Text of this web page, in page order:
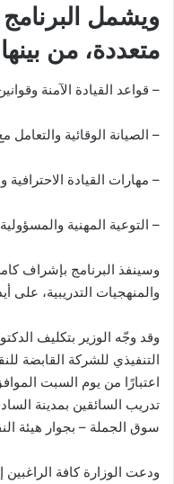
ويشمل البرنامج
متعددة، من
– قواعد القيادة الآمنة
– الصيانة الوقائية والتعامل
– مهارات القيادة
– التوعية المهنية
وسينفذ البرنامج بإشراف
والمنهجيات التدريبية، على
وقد وجّه الوزير بتكليف
التنفيذي للشركة القابضة
تدريب السائقين بمدينة
سوق الجملة – بجوار هيئة
ودعت الوزارة كافة